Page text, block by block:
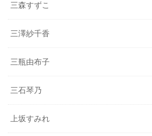
三森すずこ
三澤紗千香
三瓶由布子
三石琴乃
上坂すみれ